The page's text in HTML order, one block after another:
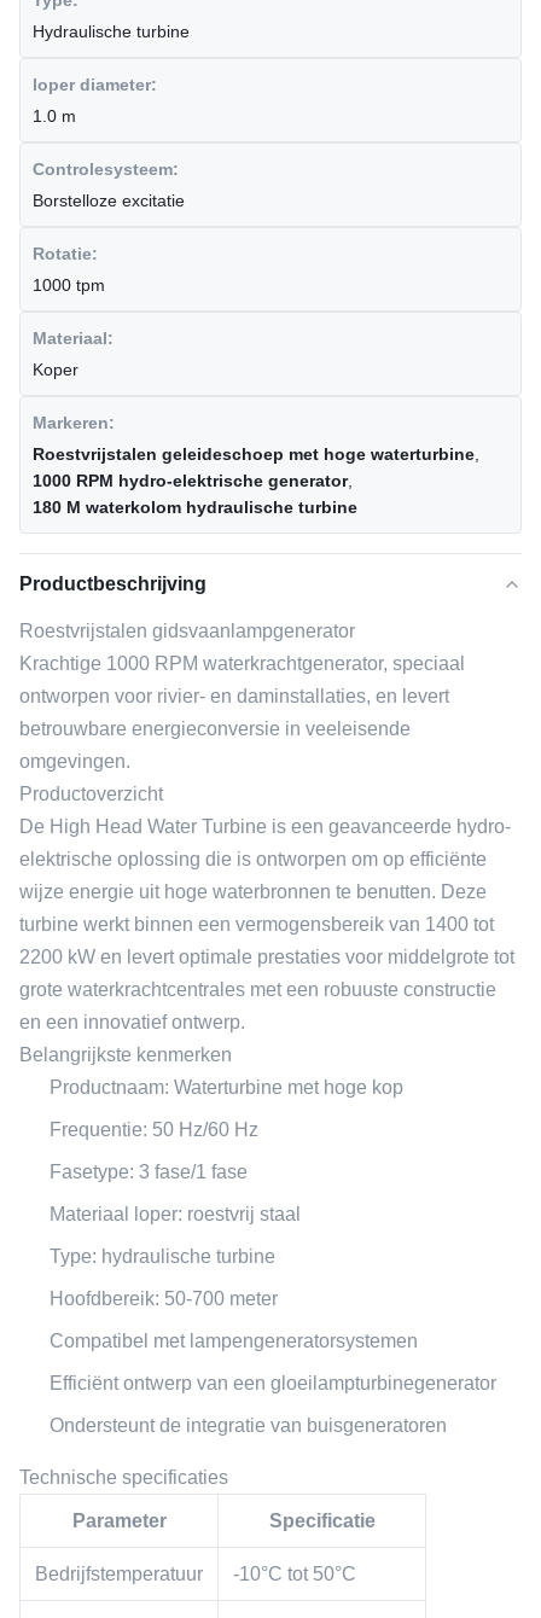
Hydraulische turbine
loper diameter:
1.0 m
Controlesysteem:
Borstelloze excitatie
Rotatie:
1000 tpm
Materiaal:
Koper
Markeren:
Roestvrijstalen geleideschoep met hoge waterturbine
1000 RPM hydro-elektrische generator,
180 M waterkolom hydraulische turbine
Productbeschrijving
Roestvrijstalen gidsvaanlampgenerator
Krachtige 1000 RPM waterkrachtgenerator, speciaal
ontworpen voor rivier- en daminstallaties, en levert
betrouwbare energieconversie in veeleisende
omgevingen.
Productoverzicht
De High Head Water Turbine is een geavanceerde hydro-
elektrische oplossing die is ontworpen om op efficiënte
wijze energie uit hoge waterbronnen te benutten. Deze
turbine werkt binnen een vermogensbereik van 1400 tot
2200 kW en levert optimale prestaties voor middelgrote tot
grote waterkrachtcentrales met een robuuste constructie
en een innovatief ontwerp.
Belangrijkste kenmerken
Productnaam: Waterturbine met hoge kop
Frequentie: 50 Hz/60 Hz
Fasetype: 3 fase/1 fase
Materiaal loper: roestvrij staal
Type: hydraulische turbine
Hoofdbereik: 50-700 meter
Compatibel met lampengeneratorsystemen
Efficiënt ontwerp van een gloeilampturbinegenerator
Ondersteunt de integratie van buisgeneratoren
Technische specificaties
Parameter Specificatie
Bedrijfstemperatuur -10°C tot 50°C